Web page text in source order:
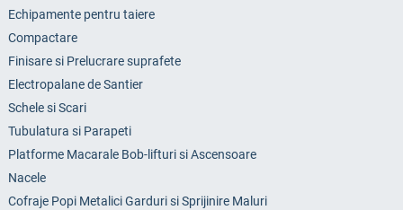
Echipamente pentru taiere
Compactare
Finisare si Prelucrare suprafete
Electropalane de Santier
Schele si Scari
Tubulatura si Parapeti
Platforme Macarale Bob-lifturi si Ascensoare
Nacele
Cofraje Popi Metalici Garduri si Sprijinire Maluri